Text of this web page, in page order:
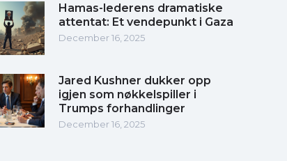
Hamas-lederens dramatiske
attentat: Et vendepunkt i Gaza
December 16, 2025
Jared Kushner dukker opp
igjen som nøkkelspiller i
Trumps forhandlinger
December 16, 2025